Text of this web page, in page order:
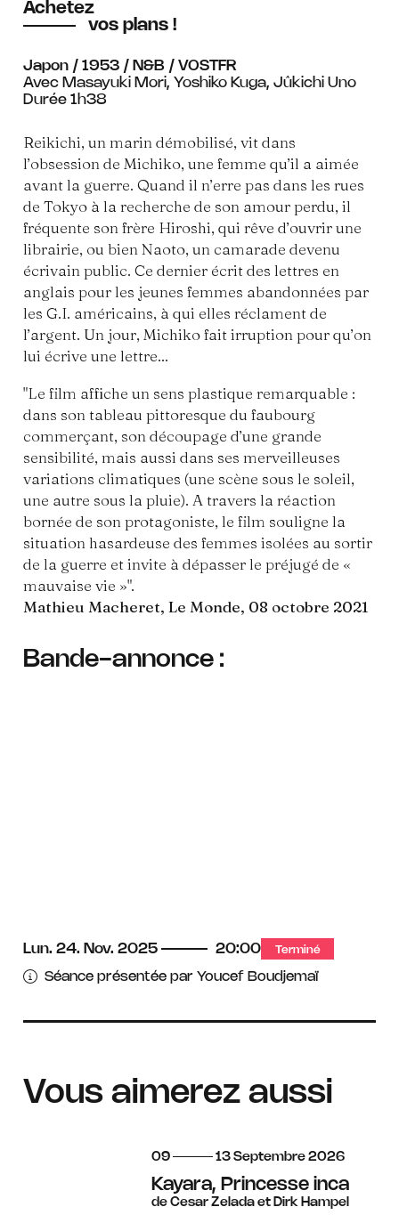
Achetez
vos plans !
Japon / 1953 / N&B / VOSTFR
Avec Masayuki Mori, Yoshiko Kuga, Jûkichi Uno
Durée 1h38
Reikichi, un marin démobilisé, vit dans
l’obsession de Michiko, une femme qu’il a aimée
avant la guerre. Quand il n’erre pas dans les rues
de Tokyo à la recherche de son amour perdu, il
fréquente son frère Hiroshi, qui rêve d’ouvrir une
librairie, ou bien Naoto, un camarade devenu
écrivain public. Ce dernier écrit des lettres en
anglais pour les jeunes femmes abandonnées par
les G.I. américains, à qui elles réclament de
l’argent. Un jour, Michiko fait irruption pour qu’on
lui écrive une lettre...
"Le film affiche un sens plastique remarquable :
dans son tableau pittoresque du faubourg
commerçant, son découpage d’une grande
sensibilité, mais aussi dans ses merveilleuses
variations climatiques (une scène sous le soleil,
une autre sous la pluie). A travers la réaction
bornée de son protagoniste, le film souligne la
situation hasardeuse des femmes isolées au sortir
de la guerre et invite à dépasser le préjugé de «
mauvaise vie »".
Mathieu Macheret, Le Monde, 08 octobre 2021
Bande-annonce :
Lun. 24. Nov. 2025 20:00 Terminé
Séance présentée par Youcef Boudjemaï
Vous aimerez aussi
du
09 au
13 septembre
Septembre 2026
Kayara, Princesse inca
de Cesar Zelada et Dirk Hampel